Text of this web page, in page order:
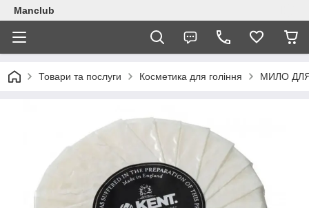
Manclub
Товари та послуги Косметика для гоління МИЛО